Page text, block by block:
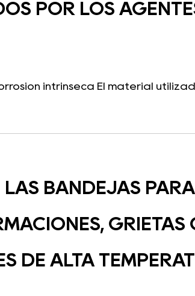
​​POR LOS
intrínseca El material
LAS BANDEJAS
GRIETAS
DE ALTA